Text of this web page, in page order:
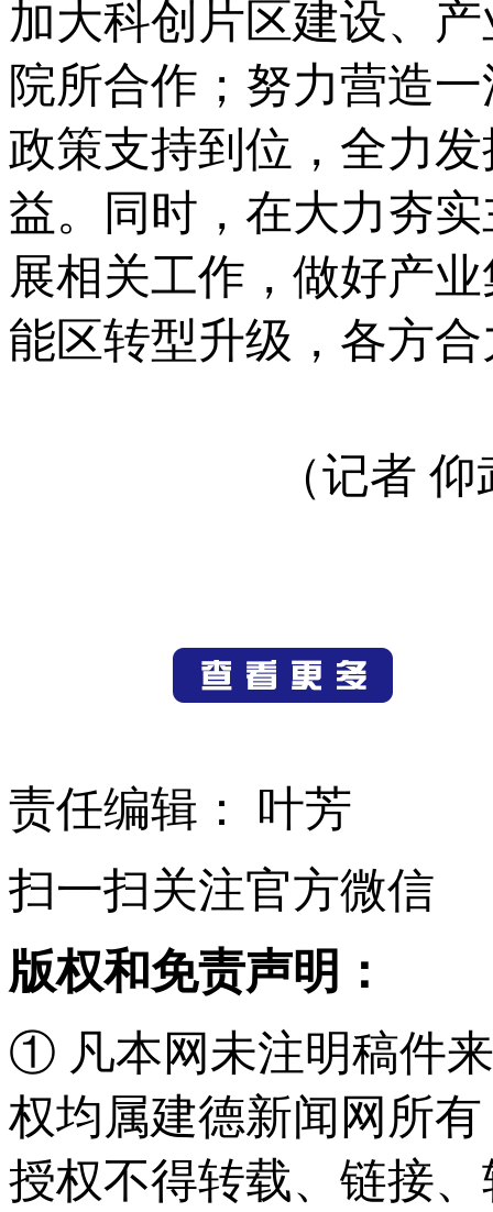
加大科创片区建设、
院所合作；努力营造
政策支持到位，全力
益。同时，在大力夯
展相关工作，做好产
能区转型升级，各方
（记者 仰
责任编辑： 叶芳
扫一扫关注官方微信
版权和免责声明：
① 凡本网未注明稿件
权均属建德新闻网所
授权不得转载、链接